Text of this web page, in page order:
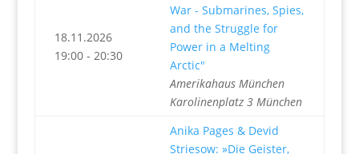
18.11.2026
19:00 - 20:30
War - Submarines, Spies,
and the Struggle for
Power in a Melting
Arctic"
Amerikahaus München
Karolinenplatz 3 München
Anika Pages & Devid
Striesow: »Die Geister,